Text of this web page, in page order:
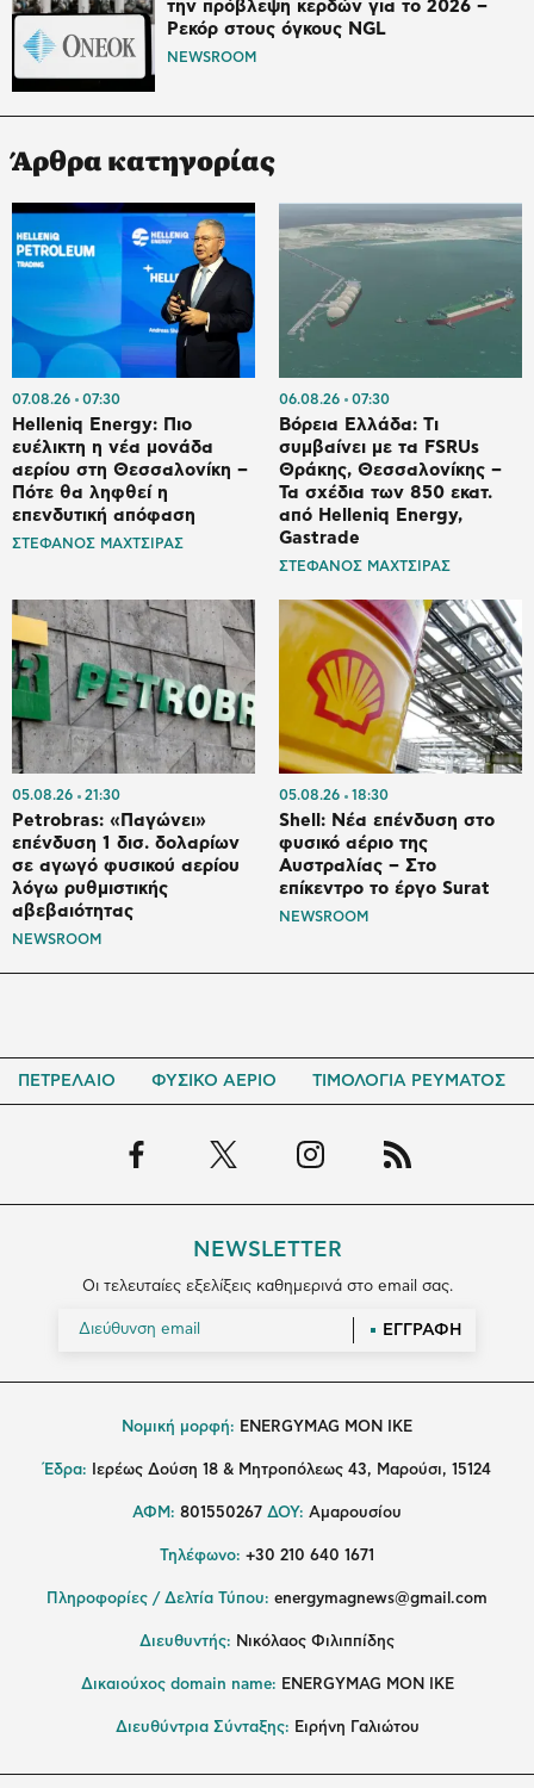
την πρόβλεψη κερδών για το 2026 –
Ρεκόρ στους όγκους NGL
NEWSROOM
Άρθρα κατηγορίας
07.08.26 07:30
Helleniq Energy: Πιο
ευέλικτη η νέα μονάδα
αερίου στη Θεσσαλονίκη –
Πότε θα ληφθεί η
επενδυτική απόφαση
ΣΤΕΦΑΝΟΣ ΜΑΧΤΣΙΡΑΣ
06.08.26 07:30
Βόρεια Ελλάδα: Tι
συμβαίνει με τα FSRUs
Θράκης, Θεσσαλονίκης –
Τα σχέδια των 850 εκατ.
από Helleniq Energy,
Gastrade
ΣΤΕΦΑΝΟΣ ΜΑΧΤΣΙΡΑΣ
05.08.26 21:30
Petrobras: «Παγώνει»
επένδυση 1 δισ. δολαρίων
σε αγωγό φυσικού αερίου
λόγω ρυθμιστικής
αβεβαιότητας
NEWSROOM
05.08.26 18:30
Shell: Νέα επένδυση στο
φυσικό αέριο της
Αυστραλίας – Στο
επίκεντρο το έργο Surat
NEWSROOM
ΠΕΤΡΕΛΑΙΟ ΦΥΣΙΚΟ ΑΕΡΙΟ ΤΙΜΟΛΟΓΙΑ ΡΕΥΜΑΤΟΣ
NEWSLETTER
Οι τελευταίες εξελίξεις καθημερινά στο email σας.
ΕΓΓΡΑΦΗ
Νομική μορφή: ENERGYMAG MON IKE
Έδρα: Ιερέως Δούση 18 & Μητροπόλεως 43, Μαρούσι, 15124
ΑΦΜ: 801550267 ΔΟΥ: Αμαρουσίου
Τηλέφωνο: +30 210 640 1671
Πληροφορίες / Δελτία Τύπου: energymagnews@gmail.com
Διευθυντής: Νικόλαος Φιλιππίδης
Δικαιούχος domain name: ENERGYMAG ΜΟΝ ΙΚΕ
Διευθύντρια Σύνταξης: Ειρήνη Γαλιώτου